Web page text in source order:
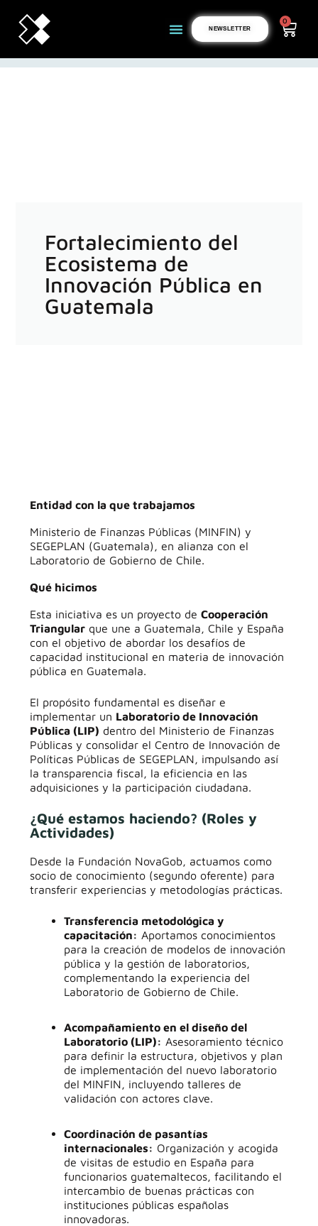
NEWSLETTER
0
Fortalecimiento del
Ecosistema de
Innovación Pública en
Guatemala
Entidad con la que trabajamos
Ministerio de Finanzas Públicas (MINFIN) y
SEGEPLAN (Guatemala), en alianza con el
Laboratorio de Gobierno de Chile.
Qué hicimos
Esta iniciativa es un proyecto deCooperación
Triangular que une a Guatemala, Chile y España
con el objetivo de abordar los desafíos de
capacidad institucional en materia de innovación
pública en Guatemala.
El propósito fundamental es diseñar e
implementar un Laboratorio de Innovación
Pública (LIP) dentro del Ministerio de Finanzas
Públicas y consolidar el Centro de Innovación de
Políticas Públicas de SEGEPLAN, impulsando así
la transparencia fiscal, la eficiencia en las
adquisiciones y la participación ciudadana.
¿Qué estamos haciendo? (Roles y
Actividades)
Desde la Fundación NovaGob, actuamos como
socio de conocimiento (segundo oferente) para
transferir experiencias y metodologías prácticas.
Transferencia metodológica y
capacitación: Aportamos conocimientos
para la creación de modelos de innovación
pública y la gestión de laboratorios,
complementando la experiencia del
Laboratorio de Gobierno de Chile.
Acompañamiento en el diseño del
Laboratorio (LIP): Asesoramiento técnico
para definir la estructura, objetivos y plan
de implementación del nuevo laboratorio
del MINFIN, incluyendo talleres de
validación con actores clave.
Coordinación de pasantías
internacionales: Organización y acogida
de visitas de estudio en España para
funcionarios guatemaltecos, facilitando el
intercambio de buenas prácticas con
instituciones públicas españolas
innovadoras.